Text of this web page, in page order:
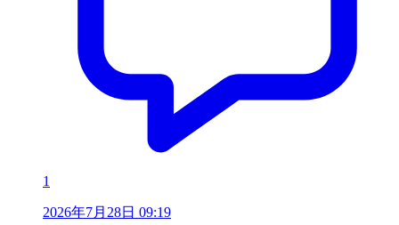
1
2026年7月28日 09:19